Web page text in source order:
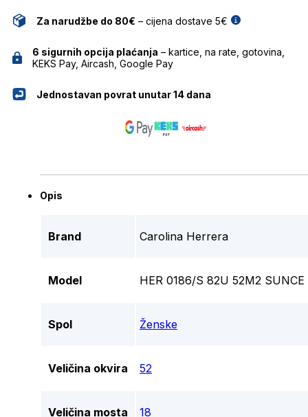
Za narudžbe do 80€ – cijena dostave 5€
6 sigurnih opcija plaćanja – kartice, na rate, gotovina,
KEKS Pay, Aircash, Google Pay
Jednostavan povrat unutar 14 dana
Opis
Brand Carolina Herrera
Model HER 0186/S 82U 52M2 SUNCE
Spol Ženske
Veličina okvira 52
Veličina mosta 18